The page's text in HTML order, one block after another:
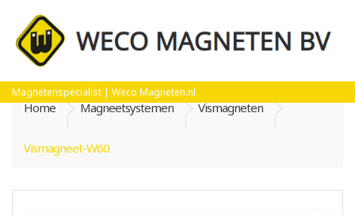
Magnetenspecialist | Weco Magneten.nl
Home Magneetsystemen Vismagneten
Vismagneet-W60